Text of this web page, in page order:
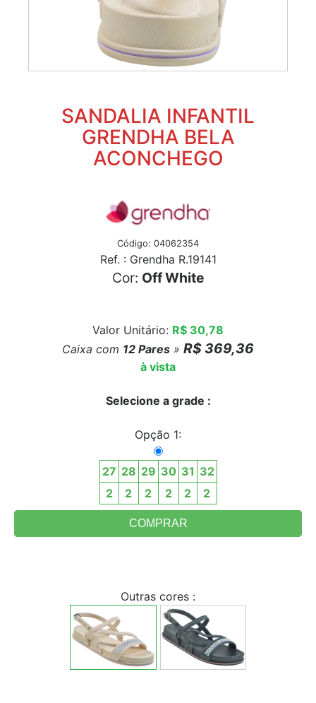
SANDALIA INFANTIL
GRENDHA BELA
ACONCHEGO
Código: 04062354
Ref. : Grendha R.19141
Cor: Off White
Valor Unitário: R$ 30,78
Caixa com 12 Pares » R$ 369,36
à vista
Selecione a grade :
Opção 1:
27 28 29 30 31 32
2
2 2 2 2 2
Outras cores :